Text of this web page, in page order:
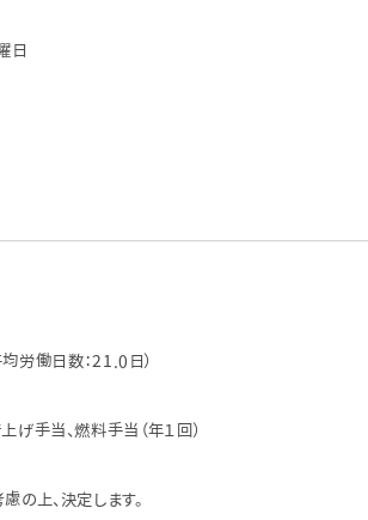
日
働日数：21.0日）
手当、燃料手当（年１回）
の上、決定します。